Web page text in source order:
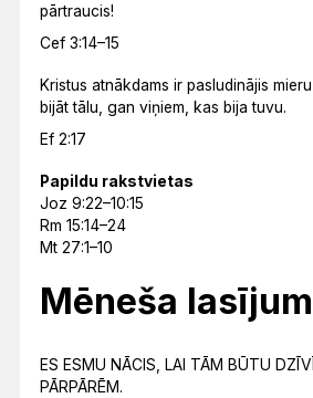
pārtraucis!
Cef 3:14–15
Kristus atnākdams ir pasludinājis
bijāt tālu, gan viņiem, kas bija tuvu.
Ef 2:17
Papildu rakstvietas
Joz 9:22–10:15
Rm 15:14–24
Mt 27:1–10
Mēneša
ES ESMU NĀCIS, LAI TĀM BŪTU
PĀRPĀRĒM.